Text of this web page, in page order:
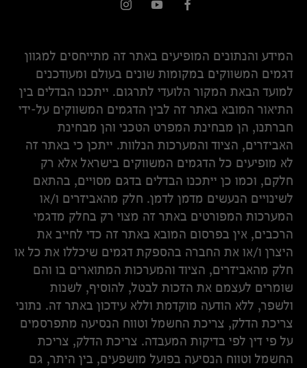
המידע והנתונים המופיעים באתר זה מתייחסים למגוון
דגמים המשווקים במקומות שונים בעולם ומעודכנים
למועד הבאת המקור הלועדי לתרגום. ייתכנו הבדלים בין
התיאור המובא באתר זה לבין הדגמים המשווקים על-ידי
חברתנו, הן מבחינת המפרט הטכני והן מבחינת
האביזרים, הציוד והמערכות הנלוות. ייתכן כי באתר זה
לא מופיעים כל הדגמים המשווקים בישראל אלא רק
חלקם, וכמו כן ייתכנו הבדלים בדגם מסויים, בהתאם
לשינויים הנעשים מדמן לדמן. חלק מהאביזרים ו/או
המערכות המפורטים באתר זה מצוי רק בחלק מדגמי
הרכבים, אין בפרסום המובא באתר זה כדי לחייב את
היצרן ו/או את החברה בהספקת דגמים שיכללו את כל או
חלק מהאביזרים, הציוד והמערכות המתוארים בו והם
שומרים לעצמם את הזכות לבטל, להוסיף, לשנות
ולשפר, ללא הודעה מוקדמת וללא עידכון באתר זה. נתוני
צריכת הדלק, צריכת החשמל וטווח הנסיעה מתפרסמים
על פי דין לפי בדיקות המעבדה. צריכת הדלק, צריכת
החשמל וטווח הנסיעה בפועל מושפעים, בין היתר, גם